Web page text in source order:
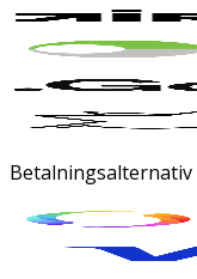
Betalningsalternativ